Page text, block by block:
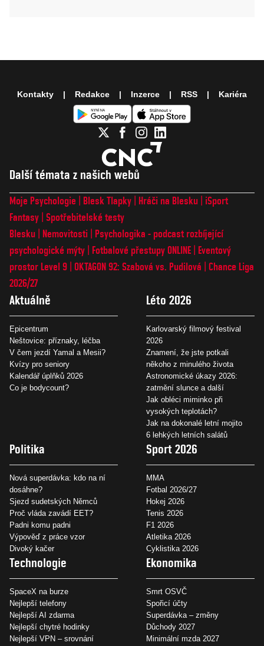
Další témata z našich webů
Moje Psychologie Blesk Tlapky Hráči na Blesku
iSport
Fantasy Spotřebitelské testy
Blesku
Nemovitosti
Psychologika - podcast rozbíjející
psychologické mýty
Fotbalové přestupy ONLINE
Eventový
prostor Level 9 OKTAGON 92: Szabová vs. Pudilová
Chance Liga
2026/27
Aktuálně
Epicentrum
Neštovice: příznaky, léčba
V čem jezdí Yamal a Mesii?
Kvízy pro seniory
Kalendář úplňků 2026
Co je bodycount?
Léto 2026
Karlovarský filmový festival
2026
Znamení, že jste potkali
někoho z minulého života
Astronomické úkazy 2026:
zatmění slunce a další
Jak obléci miminko při
vysokých teplotách?
Jak na dokonalé letní mojito
6 lehkých letních salátů
Politika
Nová superdávka: kdo na ní
dosáhne?
Sjezd sudetských Němců
Proč vláda zavádí EET?
Padni komu padni
Výpověď z práce vzor
Divoký kačer
Sport 2026
MMA
Fotbal 2026/27
Hokej 2026
Tenis 2026
F1 2026
Atletika 2026
Cyklistika 2026
Technologie
SpaceX na burze
Nejlepší telefony
Nejlepší AI zdarma
Nejlepší chytré hodinky
Nejlepší VPN – srovnání
Ekonomika
Smrt OSVČ
Spořicí účty
Superdávka – změny
Důchody 2027
Minimální mzda 2027
Kontakty Redakce Inzerce RSS Kariéra